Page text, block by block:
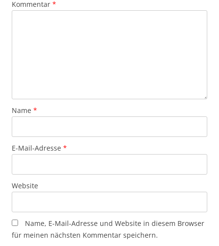
Kommentar *
Name *
E-Mail-Adresse *
Website
Name, E-Mail-Adresse und Website in diesem Browser
für meinen nächsten Kommentar speichern.